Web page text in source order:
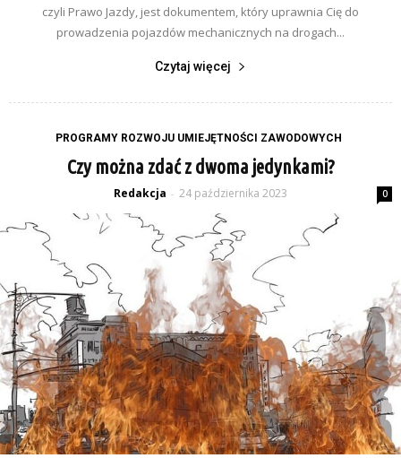
czyli Prawo Jazdy, jest dokumentem, który uprawnia Cię do
prowadzenia pojazdów mechanicznych na drogach...
Czytaj więcej
PROGRAMY ROZWOJU UMIEJĘTNOŚCI ZAWODOWYCH
Czy można zdać z dwoma jedynkami?
Redakcja - 24 października 2023 0